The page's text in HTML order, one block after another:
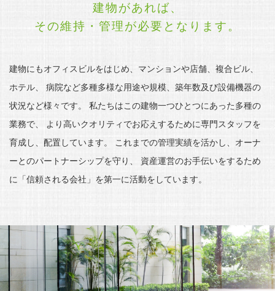
建物があれば、
その維持・管理が必要となります。
建物にもオフィスビルをはじめ、マンションや店舗、複合ビル、
ホテル、
病院など多種多様な用途や規模、築年数及び設備機器の
状況など様々です。
私たちはこの建物一つひとつにあった多種の
業務で、
より高いクオリティでお応えするために専門スタッフを
育成し、配置しています。
これまでの管理実績を活かし、オーナ
ーとのパートナーシップを守り、
資産運営のお手伝いをするため
に「信頼される会社」を第一に活動をしています。